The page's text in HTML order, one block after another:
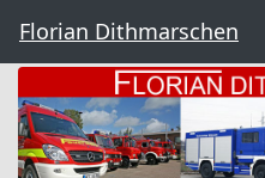
Florian Dithmarschen